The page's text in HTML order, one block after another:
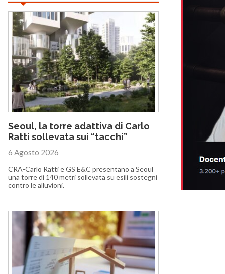
Seoul, la torre adattiva di Carlo
Ratti sollevata sui “tacchi”
6 Agosto 2026
CRA-Carlo Ratti e GS E&C presentano a Seoul
una torre di 140 metri sollevata su esili sostegni
contro le alluvioni.